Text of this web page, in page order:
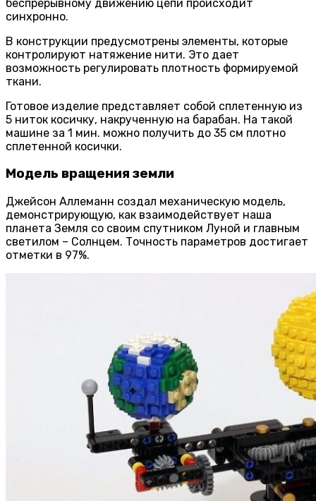
беспрерывному движению цепи происходит
синхронно.
В конструкции предусмотрены элементы, которые
контролируют натяжение нити. Это дает
возможность регулировать плотность формируемой
ткани.
Готовое изделие представляет собой сплетенную из
5 ниток косичку, накрученную на барабан. На такой
машине за 1 мин. можно получить до 35 см плотно
сплетенной косички.
Модель вращения земли
Джейсон Аллеманн создал механическую модель,
демонстрирующую, как взаимодействует наша
планета Земля со своим спутником Луной и главным
светилом – Солнцем. Точность параметров достигает
отметки в 97%.